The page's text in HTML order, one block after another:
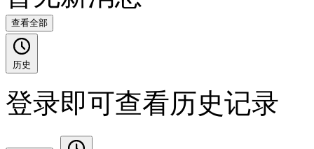
查看全部
历史
登录即可查看历史记录